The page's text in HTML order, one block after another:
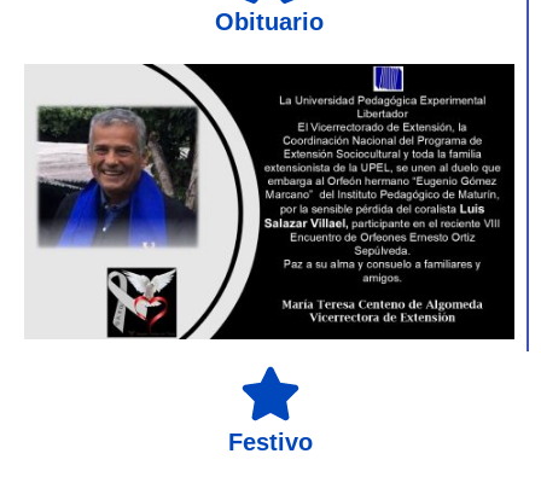
Obituario
Festivo